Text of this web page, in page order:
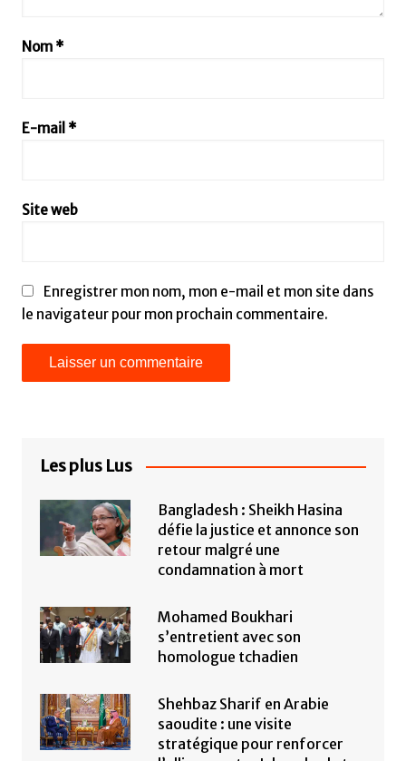
Nom *
E-mail *
Site web
Enregistrer mon nom, mon e-mail et mon site dans
le navigateur pour mon prochain commentaire.
Les plus Lus
Bangladesh : Sheikh Hasina
défie la justice et annonce son
retour malgré une
condamnation à mort
Mohamed Boukhari
s’entretient avec son
homologue tchadien
Shehbaz Sharif en Arabie
saoudite : une visite
stratégique pour renforcer